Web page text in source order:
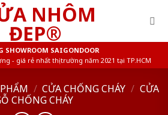
SHOWROOM SAIGONDOOR
- giá rẻ nhất thị trường năm 2021 tại TP.HCM
/ CỬA CHỐNG CHÁY / CỬA
CHỐNG CHÁY